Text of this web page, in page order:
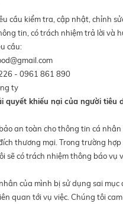
cầu kiểm tra, cập nhật, chỉnh
tin, có trách nhiệm trả lời
cầu:
- 0961 861 890
ty
quyết khiếu nại của người
an toàn cho thông tin cá
thương mại. Trong trường
sẽ có trách nhiệm thông báo
của mình bị sử dụng sai
quan tới vụ việc. Chúng tôi